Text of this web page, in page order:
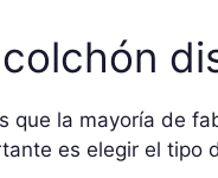
que la mayoría de
es elegir el tipo